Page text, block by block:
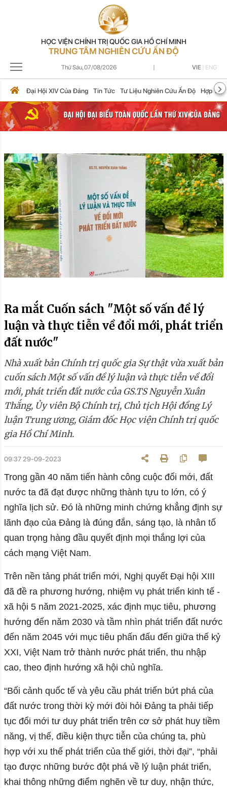
HỌC VIỆN CHÍNH TRỊ QUỐC GIA HỒ CHÍ MINH
TRUNG TÂM NGHIÊN CỨU ẤN ĐỘ
Thứ Sáu,07/08/2026 | VIE ENG
Đại Hội XIV Của Đảng Tin Tức Tư Liệu Nghiên Cứu Ấn Độ Hợp Tác
Ra mắt Cuốn sách "Một số vấn đề lý
luận và thực tiễn về đổi mới, phát triển
đất nước"
Nhà xuất bản Chính trị quốc gia Sự thật vừa xuất bản
cuốn sách Một số vấn đề lý luận và thực tiễn về đổi
mới, phát triển đất nước của GS.TS Nguyễn Xuân
Thắng, Ủy viên Bộ Chính trị, Chủ tịch Hội đồng Lý
luận Trung ương, Giám đốc Học viện Chính trị quốc
gia Hồ Chí Minh.
09:37 29-09-2023
Trong gần 40 năm tiến hành công cuộc đổi mới, đất
nước ta đã đạt được những thành tựu to lớn, có ý
nghĩa lịch sử. Đó là những minh chứng khẳng định sự
lãnh đạo của Đảng là đúng đắn, sáng tạo, là nhân tố
quan trọng hàng đầu quyết định mọi thắng lợi của
cách mạng Việt Nam.
Trên nền tảng phát triển mới, Nghị quyết Đại hội XIII
đã đề ra phương hướng, nhiệm vụ phát triển kinh tế -
xã hội 5 năm 2021-2025, xác định mục tiêu, phương
hướng đến năm 2030 và tầm nhìn phát triển đất nước
đến năm 2045 với mục tiêu phấn đấu đến giữa thế kỷ
XXI, Việt Nam trở thành nước phát triển, thu nhập
cao, theo định hướng xã hội chủ nghĩa.
“Bối cảnh quốc tế và yêu cầu phát triển bứt phá của
đất nước trong thời kỳ mới đòi hỏi Đảng ta phải tiếp
tục đổi mới tư duy phát triển trên cơ sở phát huy tiềm
năng, vị thế, điều kiện thực tiễn của chúng ta, phù
hợp với xu thế phát triển của thế giới, thời đại”, “phải
tạo được những bước đột phá về lý luận phát triển,
khai thông những điểm nghẽn về tư duy, nhận thức,